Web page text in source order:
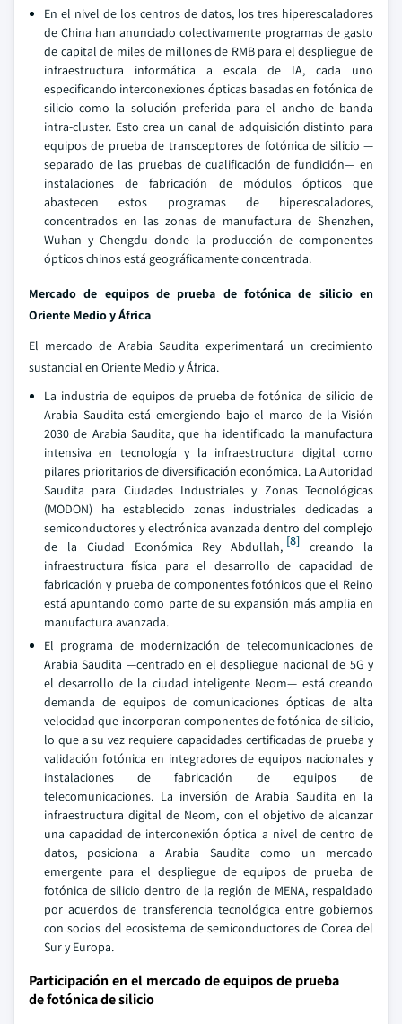
En el nivel de los centros de datos, los tres hiperescaladores
de China han anunciado colectivamente programas de gasto
de capital de miles de millones de RMB para el despliegue de
infraestructura informática a escala de IA, cada uno
especificando interconexiones ópticas basadas en fotónica de
silicio como la solución preferida para el ancho de banda
intra-cluster. Esto crea un canal de adquisición distinto para
equipos de prueba de transceptores de fotónica de silicio —
separado de las pruebas de cualificación de fundición— en
instalaciones de fabricación de módulos ópticos que
abastecen estos programas de hiperescaladores,
concentrados en las zonas de manufactura de Shenzhen,
Wuhan y Chengdu donde la producción de componentes
ópticos chinos está geográficamente concentrada.
Mercado de equipos de prueba de fotónica de silicio en
Oriente Medio y África
El mercado de Arabia Saudita experimentará un crecimiento
sustancial en Oriente Medio y África.
La industria de equipos de prueba de fotónica de silicio de
Arabia Saudita está emergiendo bajo el marco de la Visión
2030 de Arabia Saudita, que ha identificado la manufactura
intensiva en tecnología y la infraestructura digital como
pilares prioritarios de diversificación económica. La Autoridad
Saudita para Ciudades Industriales y Zonas Tecnológicas
(MODON) ha establecido zonas industriales dedicadas a
semiconductores y electrónica avanzada dentro del complejo
de la Ciudad Económica Rey Abdullah, [8] creando la
infraestructura física para el desarrollo de capacidad de
fabricación y prueba de componentes fotónicos que el Reino
está apuntando como parte de su expansión más amplia en
manufactura avanzada.
El programa de modernización de telecomunicaciones de
Arabia Saudita —centrado en el despliegue nacional de 5G y
el desarrollo de la ciudad inteligente Neom— está creando
demanda de equipos de comunicaciones ópticas de alta
velocidad que incorporan componentes de fotónica de silicio,
lo que a su vez requiere capacidades certificadas de prueba y
validación fotónica en integradores de equipos nacionales y
instalaciones de fabricación de equipos de
telecomunicaciones. La inversión de Arabia Saudita en la
infraestructura digital de Neom, con el objetivo de alcanzar
una capacidad de interconexión óptica a nivel de centro de
datos, posiciona a Arabia Saudita como un mercado
emergente para el despliegue de equipos de prueba de
fotónica de silicio dentro de la región de MENA, respaldado
por acuerdos de transferencia tecnológica entre gobiernos
con socios del ecosistema de semiconductores de Corea del
Sur y Europa.
Participación en el mercado de equipos de prueba
de fotónica de silicio